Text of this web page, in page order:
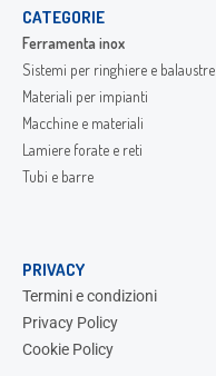
CATEGORIE
Ferramenta inox
Sistemi per ringhiere e balaustre
Materiali per impianti
Macchine e materiali
Lamiere forate e reti
Tubi e barre
PRIVACY
Termini e condizioni
Privacy Policy
Cookie Policy